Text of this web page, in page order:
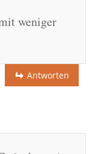
weniger
Antworten